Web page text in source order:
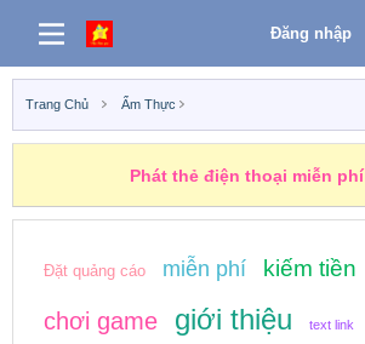
Đăng nhập
Trang Chủ Ẩm Thực
Phát thẻ điện thoại miễn phí
Đặt quảng cáo miễn phí kiếm tiền
chơi game giới thiệu text link